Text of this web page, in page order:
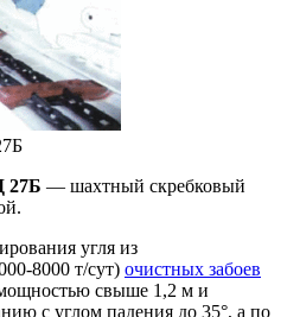
27Б — шахтный скребковый
угля из
8000 т/сут) очистных забоев
свыше 1,2 м и
с углом падения до 35°, а по